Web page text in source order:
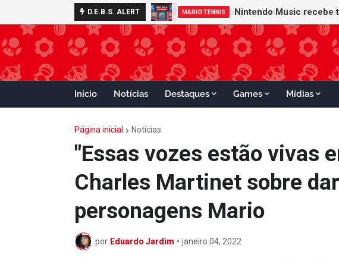
D.E.B.S. ALERT GAMECUBE
Início Notícias Destaques Games Mídias
Página inicial Notícias
"Essas vozes estão vivas
Charles Martinet sobre
personagens Mario
por Eduardo Jardim • janeiro 04, 2022